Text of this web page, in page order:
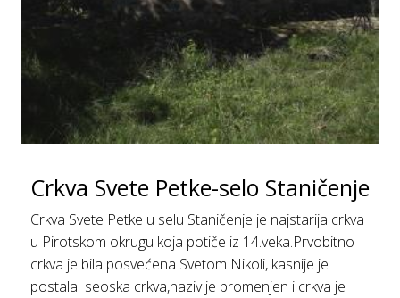
Crkva Svete Petke-selo Staničenje
Crkva Svete Petke u selu Staničenje je najstarija crkva
u Pirotskom okrugu koja potiče iz 14.veka.Prvobitno
crkva je bila posvećena Svetom Nikoli, kasnije je
postala seoska crkva,naziv je promenjen i crkva je